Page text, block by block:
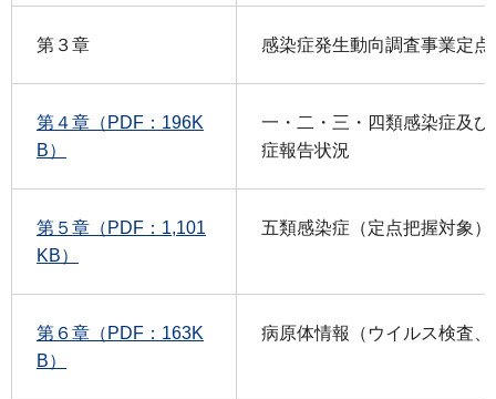
第３章 感染症発生動向調査事業定点
第４章（PDF：196K
B）
一・二・三・四類感染症及
症報告状況
第５章（PDF：1,101
KB）
五類感染症（定点把握対象
第６章（PDF：163K
B）
病原体情報（ウイルス検査